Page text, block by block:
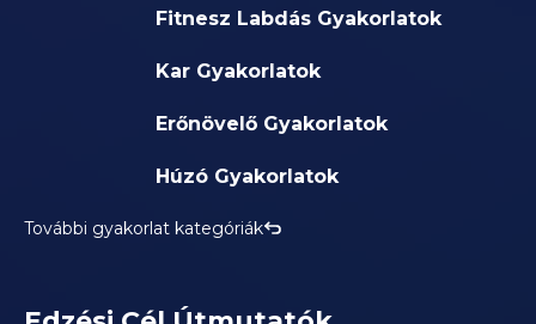
Fitnesz Labdás Gyakorlatok
Kar Gyakorlatok
Erőnövelő Gyakorlatok
Húzó Gyakorlatok
További gyakorlat kategóriák